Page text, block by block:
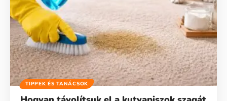
TIPPEK ÉS TANÁCSOK